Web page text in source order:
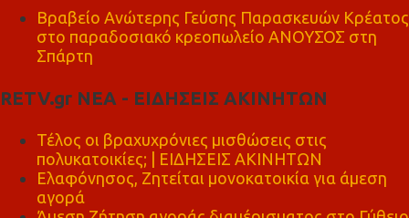
Βραβείο Ανώτερης Γεύσης Παρασκευών Κρέατος
στο παραδοσιακό κρεοπωλείο ΑΝΟΥΣΟΣ στη
Σπάρτη
RETV.gr ΝΕΑ - ΕΙΔΗΣΕΙΣ ΑΚΙΝΗΤΩΝ
Τέλος οι βραχυχρόνιες μισθώσεις στις
πολυκατοικίες; | ΕΙΔΗΣΕΙΣ ΑΚΙΝΗΤΩΝ
Ελαφόνησος, Ζητείται μονοκατοικία για άμεση
αγορά